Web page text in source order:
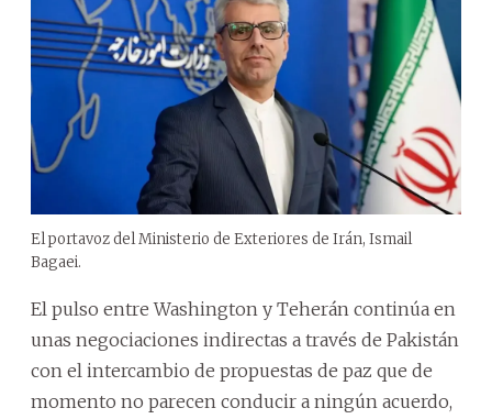
El portavoz del Ministerio de Exteriores de Irán, Ismail
Bagaei.
El pulso entre Washington y Teherán continúa en
unas negociaciones indirectas a través de Pakistán
con el intercambio de propuestas de paz que de
momento no parecen conducir a ningún acuerdo,